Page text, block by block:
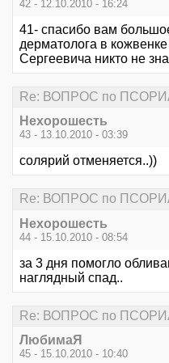
42 - 12.10.2010 - 16:24
41- спасибо вам
дерматолога в
Сергеевича никто не
Re: ВОПРОС по
Нехорошесть
43 - 13.10.2010 - 03:39
солярий отменяется..))
Re: ВОПРОС по
Нехорошесть
44 - 15.10.2010 - 08:54
за 3 дня помогло
наглядный спад..
Re: ВОПРОС по
ЛюбимаЯ
45 - 15.10.2010 - 10:40